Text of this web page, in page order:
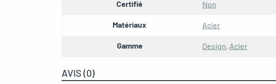
Certifié Non
Matériaux Acier
Gamme Design, Acier
AVIS (0)